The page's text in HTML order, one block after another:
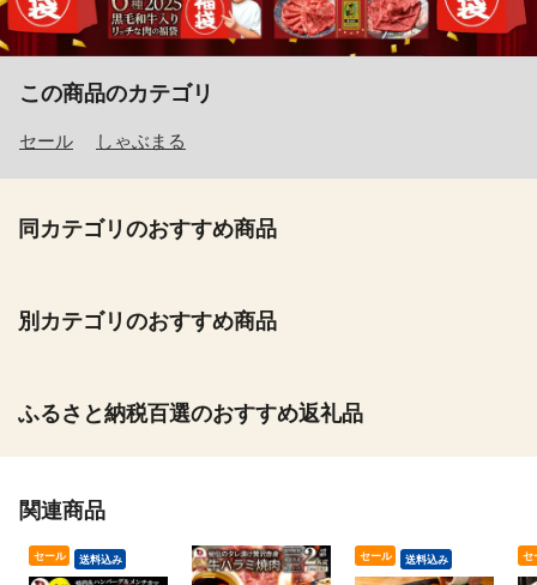
この商品のカテゴリ
セール しゃぶまる
同カテゴリのおすすめ商品
別カテゴリのおすすめ商品
ふるさと納税百選のおすすめ返礼品
関連商品
セール 送料込み セール 送料込み セ